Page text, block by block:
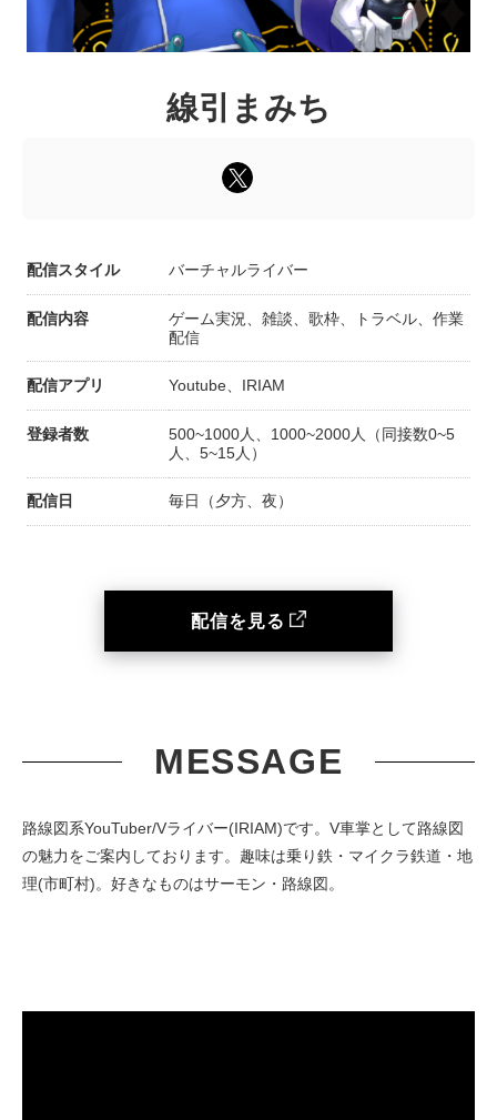
線引まみち
配信スタイル バーチャルライバー
配信内容
ゲーム実況、雑談、歌枠、トラベル、作業
配信
配信アプリ Youtube、IRIAM
登録者数
500~1000人、1000~2000人（同接数0~5
人、5~15人）
配信日 毎日（夕方、夜）
配信を見る
MESSAGE
路線図系YouTuber/Vライバー(IRIAM)です。V車掌として路線図
の魅力をご案内しております。趣味は乗り鉄・マイクラ鉄道・地
理(市町村)。好きなものはサーモン・路線図。